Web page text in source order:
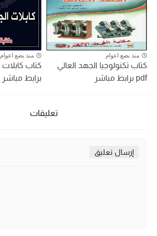
منذ بضع اعوام
كتاب تكنولوجيا الجهد العالي
pdf برابط مباشر
منذ بضع اعوام
برابط مباشر
تعليقات
إرسال تعليق